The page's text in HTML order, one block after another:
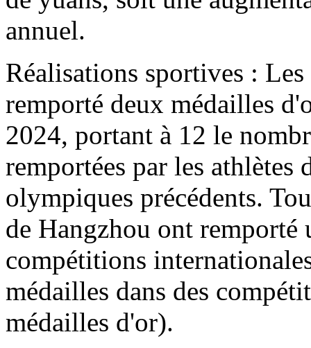
annuel.
Réalisations sportives :
remporté deux médailles
2024, portant à 12 le
remportées par les athlètes
olympiques précédents.
de Hangzhou ont remporté
compétitions
médailles dans des
médailles d'or).